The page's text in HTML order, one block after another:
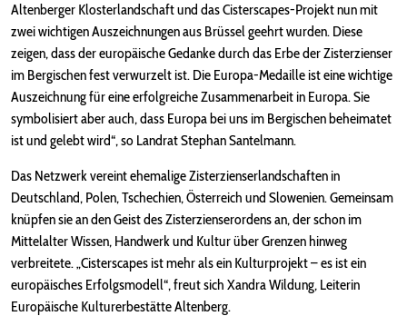
Altenberger Klosterlandschaft und das Cisterscapes-Projekt nun mit
zwei wichtigen Auszeichnungen aus Brüssel geehrt wurden. Diese
zeigen, dass der europäische Gedanke durch das Erbe der Zisterzienser
im Bergischen fest verwurzelt ist. Die Europa-Medaille ist eine wichtige
Auszeichnung für eine erfolgreiche Zusammenarbeit in Europa. Sie
symbolisiert aber auch, dass Europa bei uns im Bergischen beheimatet
ist und gelebt wird“, so Landrat Stephan Santelmann.
Das Netzwerk vereint ehemalige Zisterzienserlandschaften in
Deutschland, Polen, Tschechien, Österreich und Slowenien. Gemeinsam
knüpfen sie an den Geist des Zisterzienserordens an, der schon im
Mittelalter Wissen, Handwerk und Kultur über Grenzen hinweg
verbreitete. „Cisterscapes ist mehr als ein Kulturprojekt – es ist ein
europäisches Erfolgsmodell“, freut sich Xandra Wildung, Leiterin
Europäische Kulturerbestätte Altenberg.